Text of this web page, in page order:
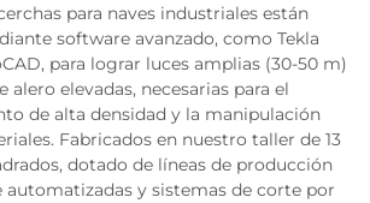
para naves industriales están
software avanzado, como Tekla
para lograr luces amplias (30-50 m)
alero elevadas, necesarias para el
de alta densidad y la manipulación
Fabricados en nuestro taller de 13
dotado de líneas de producción
y sistemas de corte por